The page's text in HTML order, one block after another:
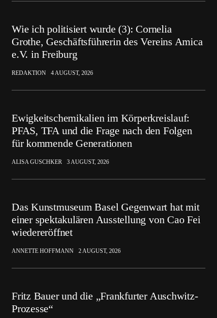
Wie ich politisiert wurde (3): Cornelia
Grothe, Geschäftsführerin des Vereins Amica
e.V. in Freiburg
REDAKTION 4 AUGUST, 2026
Ewigkeitschemikalien im Körperkreislauf:
PFAS, TFA und die Frage nach den Folgen
für kommende Generationen
ALISA GUSCHKER 3 AUGUST, 2026
Das Kunstmuseum Basel Gegenwart hat mit
einer spektakulären Ausstellung von Cao Fei
wiedereröffnet
ANNETTE HOFFMANN 2 AUGUST, 2026
Fritz Bauer und die „Frankfurter Auschwitz-
Prozesse“